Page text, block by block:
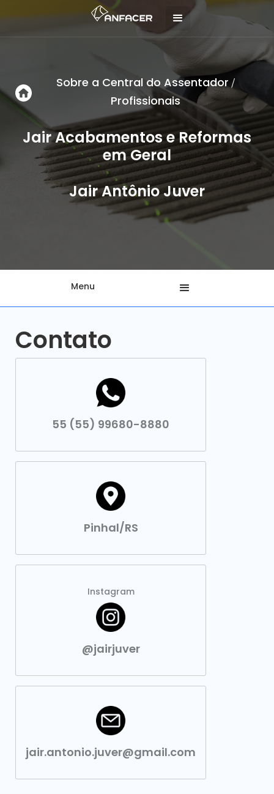
Sobre a Central do Assentador /
Profissionais
Jair Acabamentos e Reformas
em Geral
Jair Antônio Juver
Menu
Contato
55 (55) 99680-8880
Pinhal/RS
Instagram
@jairjuver
jair.antonio.juver@gmail.com